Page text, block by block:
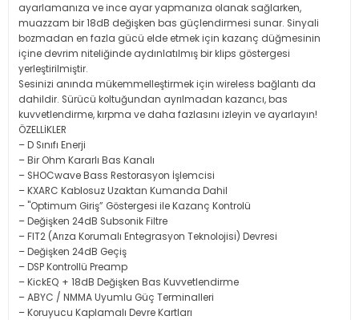
ayarlamanıza ve ince ayar yapmanıza olanak sağlarken,
muazzam bir 18dB değişken bas güçlendirmesi sunar. Sinyali
bozmadan en fazla gücü elde etmek için kazanç düğmesinin
içine devrim niteliğinde aydınlatılmış bir klips göstergesi
yerleştirilmiştir.
Sesinizi anında mükemmelleştirmek için wireless bağlantı da
dahildir. Sürücü koltuğundan ayrılmadan kazancı, bas
kuvvetlendirme, kırpma ve daha fazlasını izleyin ve ayarlayın!
ÖZELLİKLER
– D Sınıfı Enerji
– Bir Ohm Kararlı Bas Kanalı
– SHOCwave Bass Restorasyon İşlemcisi
– KXARC Kablosuz Uzaktan Kumanda Dahil
– "Optimum Giriş” Göstergesi ile Kazanç Kontrolü
– Değişken 24dB Subsonik Filtre
– FIT2 (Arıza Korumalı Entegrasyon Teknolojisi) Devresi
– Değişken 24dB Geçiş
– DSP Kontrollü Preamp
– KickEQ + 18dB Değişken Bas Kuvvetlendirme
– ABYC / NMMA Uyumlu Güç Terminalleri
– Koruyucu Kaplamalı Devre Kartları